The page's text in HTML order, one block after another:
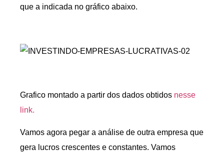
que a indicada no gráfico abaixo.
Grafico montado a partir dos dados obtidos nesse
link.
Vamos agora pegar a análise de outra empresa que
gera lucros crescentes e constantes. Vamos